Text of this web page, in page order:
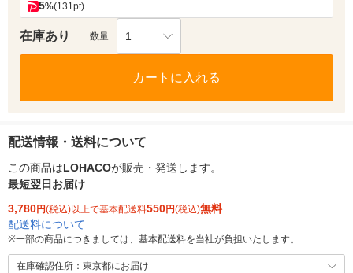
5%(131pt)
在庫あり 数量 1
カートに入れる
配送情報・送料について
この商品はLOHACOが販売・発送します。
最短翌日お届け
3,780円(税込)以上で基本配送料550円(税込)無料
配送料について
※一部の商品につきましては、基本配送料を当社が負担いたします。
在庫確認住所：東京都にお届け